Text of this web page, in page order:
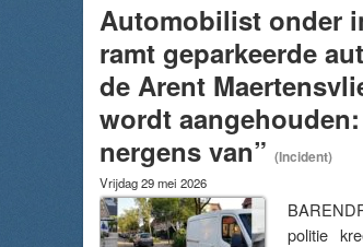
Automobilist onder
ramt geparkeerde
de Arent
wordt
nergens van” (Incident)
Vrijdag 29 mei 2026
politie